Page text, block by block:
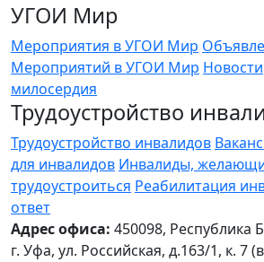
УГОИ Мир
Мероприятия в УГОИ Мир
Мероприятий в УГОИ Мир Новости
милосердия
Трудоустройство
Трудоустройство инвалидов
для инвалидов Инвалиды,
трудоустроиться Реабилитация
ответ
Адрес офиса: 450098, Республика
г. Уфа, ул. Российская, д.163/1, к. 7